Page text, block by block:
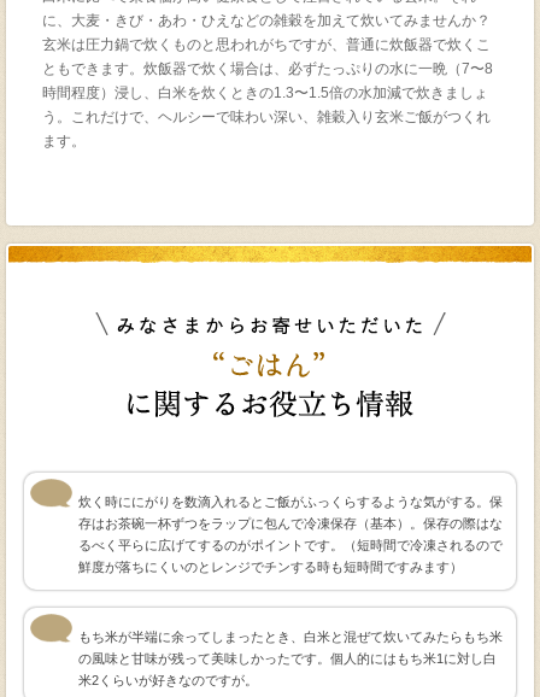
に、大麦・きび・あわ・ひえなどの雑穀を加えて炊いてみませんか？
玄米は圧力鍋で炊くものと思われがちですが、普通に炊飯器で炊くこ
ともできます。炊飯器で炊く場合は、必ずたっぷりの水に一晩（7〜8
時間程度）浸し、白米を炊くときの1.3〜1.5倍の水加減で炊きましょ
う。これだけで、ヘルシーで味わい深い、雑穀入り玄米ご飯がつくれ
ます。
炊く時ににがりを数滴入れるとご飯がふっくらするような気がする。保
存はお茶碗一杯ずつをラップに包んで冷凍保存（基本）。保存の際はな
るべく平らに広げてするのがポイントです。（短時間で冷凍されるので
鮮度が落ちにくいのとレンジでチンする時も短時間ですみます）
もち米が半端に余ってしまったとき、白米と混ぜて炊いてみたらもち米
の風味と甘味が残って美味しかったです。個人的にはもち米1に対し白
米2くらいが好きなのですが。